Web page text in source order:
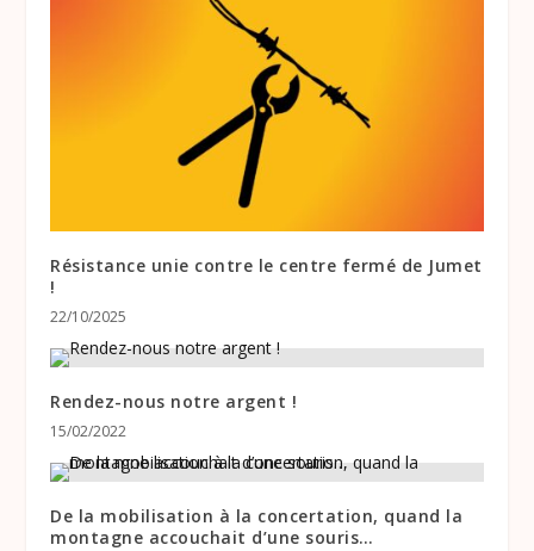
Résistance unie contre le centre fermé de Jumet
!
22/10/2025
Rendez-nous notre argent !
15/02/2022
De la mobilisation à la concertation, quand la
montagne accouchait d’une souris…